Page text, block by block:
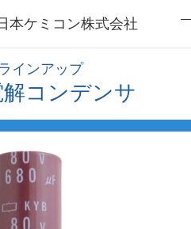
本ケミコン株式会社
インアップ
コンデンサ